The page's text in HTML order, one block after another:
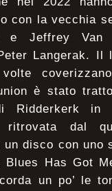
con la vecchia
e Jeffrey Van
Langerak.
è stato
Ridderkerk in
ritrovata dal
disco con uno
Has Got
un po’ le